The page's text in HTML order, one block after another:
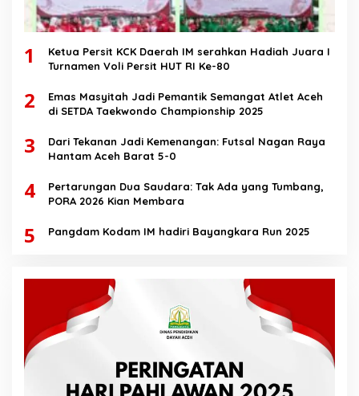
1
Ketua Persit KCK Daerah IM serahkan Hadiah Juara I
Turnamen Voli Persit HUT RI Ke-80
2
Emas Masyitah Jadi Pemantik Semangat Atlet Aceh
di SETDA Taekwondo Championship 2025
3
Dari Tekanan Jadi Kemenangan: Futsal Nagan Raya
Hantam Aceh Barat 5-0
4
Pertarungan Dua Saudara: Tak Ada yang Tumbang,
PORA 2026 Kian Membara
5 Pangdam Kodam IM hadiri Bayangkara Run 2025